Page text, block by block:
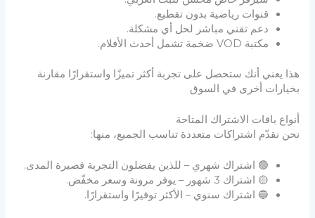
قنوات رياضية بدون تقطيع.
دعم تقني مباشر لحل أي مشكلة.
مكتبة VOD ضخمة تشمل أحدث الأفلام.
هذا يعني أنك ستحصل على تجربة أكثر تميزًا واستقرارًا مقارنة
بخيارات أخرى في السوق
أنواع باقات الاشتراك المتاحة
نحن نقدّم اشتراكات متعددة تناسب الجميع، منها:
🟢 اشتراك شهري – للذين يفضلون التجربة قصيرة المدى.
🟡 اشتراك 3 شهور – يوفر مرونة وسعر مخفّض.
🔵 اشتراك سنوي – الأكثر توفيرًا واستقرارًا.